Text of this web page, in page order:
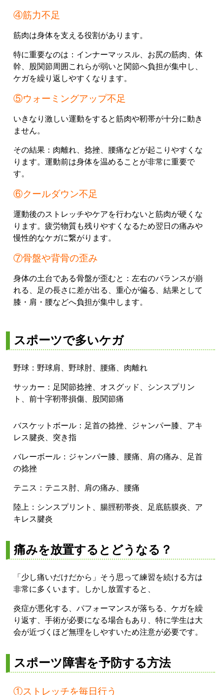
④筋力不足
筋肉は身体を支える役割があります。
特に重要なのは：インナーマッスル、お尻の筋肉、体
幹、股関節周囲これらが弱いと関節へ負担が集中し、
ケガを繰り返しやすくなります。
⑤ウォーミングアップ不足
いきなり激しい運動をすると筋肉や靭帯が十分に動き
ません。
その結果：肉離れ、捻挫、腰痛などが起こりやすくな
ります。運動前は身体を温めることが非常に重要で
す。
⑥クールダウン不足
運動後のストレッチやケアを行わないと筋肉が硬くな
ります。疲労物質も残りやすくなるため翌日の痛みや
慢性的なケガに繋がります。
⑦骨盤や背骨の歪み
身体の土台である骨盤が歪むと：左右のバランスが崩
れる、足の長さに差が出る、重心が偏る、結果として
膝・肩・腰などへ負担が集中します。
スポーツで多いケガ
野球：野球肩、野球肘、腰痛、肉離れ
サッカー：足関節捻挫、オスグッド、シンスプリン
ト、前十字靭帯損傷、股関節痛
バスケットボール：足首の捻挫、ジャンパー膝、アキ
レス腱炎、突き指
バレーボール：ジャンパー膝、腰痛、肩の痛み、足首
の捻挫
テニス：テニス肘、肩の痛み、腰痛
陸上：シンスプリント、腸脛靭帯炎、足底筋膜炎、ア
キレス腱炎
痛みを放置するとどうなる？
「少し痛いだけだから」そう思って練習を続ける方は
非常に多くいます。しかし放置すると、
炎症が悪化する、パフォーマンスが落ちる、ケガを繰
り返す、手術が必要になる場合もあり、特に学生は大
会が近づくほど無理をしやすいため注意が必要です。
スポーツ障害を予防する方法
①ストレッチを毎日行う